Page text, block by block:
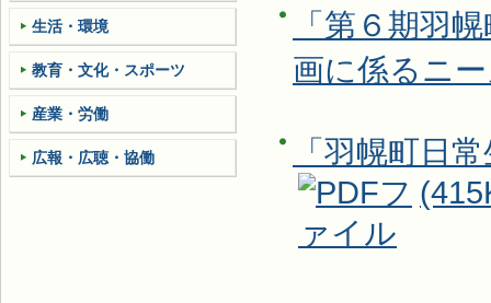
「第６期羽
画に係るニ
「羽幌町日
生活・環境
教育・文化・スポーツ
産業・労働
広報・広聴・協働